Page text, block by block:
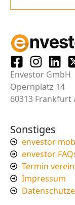
Envestor GmbH
Opernplatz 14
60313 Frankfurt
Sonstiges
envestor
envestor
Termin
Impressum